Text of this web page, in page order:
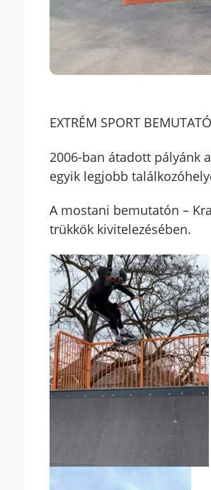
EXTRÉM SPORT
2006-ban átadott pályánk
egyik legjobb
A mostani bemutatón –
trükkök kivitelezésében.